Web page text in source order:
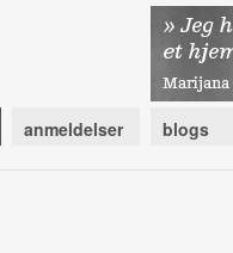
anmeldelser blogs